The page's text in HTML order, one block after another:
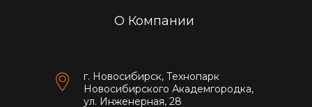
О Компании
г. Новосибирск, Технопарк
Новосибирского Академгородка,
ул. Инженерная, 28